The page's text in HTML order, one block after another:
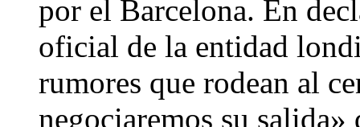
por el Barcelona. En
oficial de la entidad
rumores que rodean al
negociaremos su